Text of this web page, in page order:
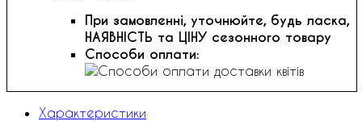
При замовленні, уточнюйте, будь ласка,
НАЯВНІСТЬ та ЦІНУ сезонного товару
Способи оплати:
Характеристики